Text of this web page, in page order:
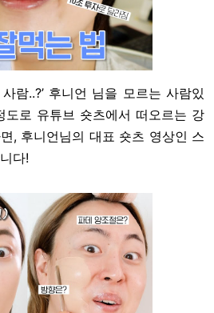
람..?’ 후니언 님을 모르는 사람있
로 유튜브 숏츠에서 떠오르는 강
, 후니언님의 대표 숏츠 영상인 스
다!